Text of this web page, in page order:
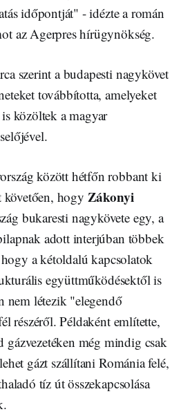
időpontját" - idézte a román
az Agerpres hírügynökség.
szerint a budapesti nagykövet
továbbította, amelyeket
közöltek a magyar
között hétfőn robbant ki
hogy Zákonyi
bukaresti nagykövete egy, a
adott interjúban többek
a kétoldalú kapcsolatok
együttműködésektől is
nem létezik "elegendő
részéről. Példaként említette,
gázvezetéken még mindig csak
gázt szállítani Románia felé,
tíz út összekapcsolása